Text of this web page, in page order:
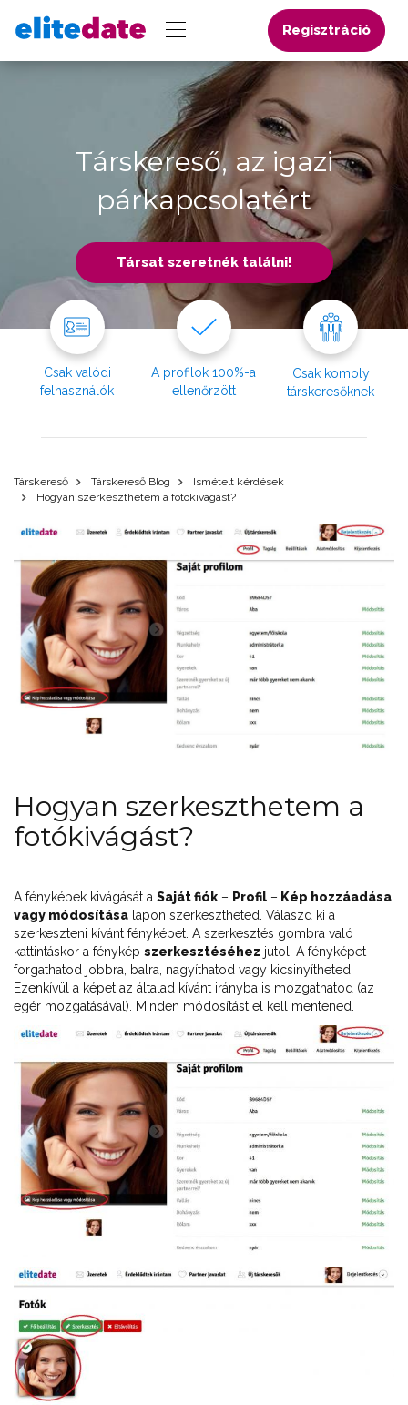
Regisztráció
Társkereső, az igazi
párkapcsolatért
Társat szeretnék találni!
Csak valódi
felhasználók
A profilok 100%-a
ellenőrzött
Csak komoly
társkeresőknek
Társkereső Társkereső Blog
Ismételt kérdések
Hogyan szerkeszthetem a fotókivágást?
Hogyan szerkeszthetem a
fotókivágást?
A fényképek kivágását a Saját fiók – Profil – Kép hozzáadása
vagy módosítása lapon szerkesztheted. Válaszd ki a
szerkeszteni kívánt fényképet. A szerkesztés gombra való
kattintáskor a fénykép szerkesztéséhez jutol. A fényképet
forgathatod jobbra, balra, nagyíthatod vagy kicsinyítheted.
Ezenkívül a képet az általad kívánt irányba is mozgathatod (az
egér mozgatásával). Minden módosítást el kell mentened.